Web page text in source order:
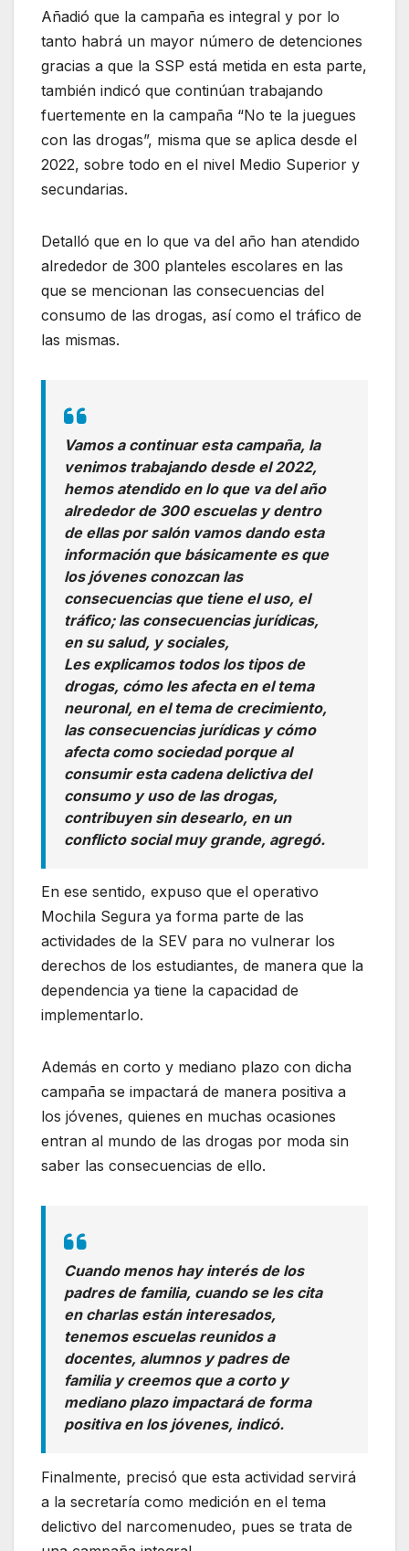
Añadió que la campaña es integral y por lo
tanto habrá un mayor número de detenciones
gracias a que la SSP está metida en esta parte,
también indicó que continúan trabajando
fuertemente en la campaña “No te la juegues
con las drogas”, misma que se aplica desde el
2022, sobre todo en el nivel Medio Superior y
secundarias.
Detalló que en lo que va del año han atendido
alrededor de 300 planteles escolares en las
que se mencionan las consecuencias del
consumo de las drogas, así como el tráfico de
las mismas.
Vamos a continuar esta campaña, la
venimos trabajando desde el 2022,
hemos atendido en lo que va del año
alrededor de 300 escuelas y dentro
de ellas por salón vamos dando esta
información que básicamente es que
los jóvenes conozcan las
consecuencias que tiene el uso, el
tráfico; las consecuencias jurídicas,
en su salud, y sociales,
Les explicamos todos los tipos de
drogas, cómo les afecta en el tema
neuronal, en el tema de crecimiento,
las consecuencias jurídicas y cómo
afecta como sociedad porque al
consumir esta cadena delictiva del
consumo y uso de las drogas,
contribuyen sin desearlo, en un
conflicto social muy grande, agregó.
En ese sentido, expuso que el operativo
Mochila Segura ya forma parte de las
actividades de la SEV para no vulnerar los
derechos de los estudiantes, de manera que la
dependencia ya tiene la capacidad de
implementarlo.
Además en corto y mediano plazo con dicha
campaña se impactará de manera positiva a
los jóvenes, quienes en muchas ocasiones
entran al mundo de las drogas por moda sin
saber las consecuencias de ello.
Cuando menos hay interés de los
padres de familia, cuando se les cita
en charlas están interesados,
tenemos escuelas reunidos a
docentes, alumnos y padres de
familia y creemos que a corto y
mediano plazo impactará de forma
positiva en los jóvenes, indicó.
Finalmente, precisó que esta actividad servirá
a la secretaría como medición en el tema
delictivo del narcomenudeo, pues se trata de